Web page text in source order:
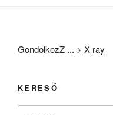
GondolkozZ ... > X ray
KERESŐ